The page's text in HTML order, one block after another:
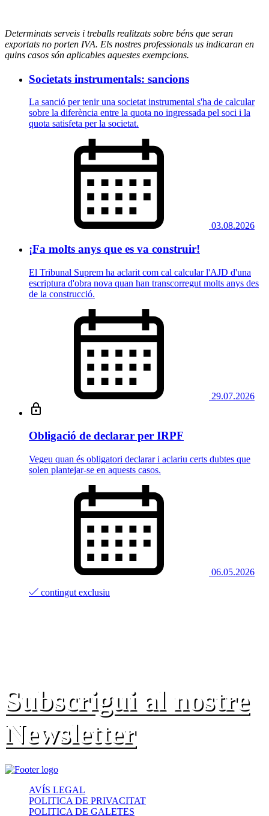
Determinats serveis i treballs realitzats sobre béns que seran
exportats no porten IVA. Els nostres professionals us indicaran en
quins casos són aplicables aquestes exempcions.
Societats instrumentals: sancions
La sanció per tenir una societat instrumental s'ha de calcular
sobre la diferència entre la quota no ingressada pel soci i la
quota satisfeta per la societat.
03.08.2026
¡Fa molts anys que es va construir!
El Tribunal Suprem ha aclarit com cal calcular l'AJD d'una
escriptura d'obra nova quan han transcorregut molts anys des
de la construcció.
29.07.2026
Obligació de declarar per IRPF
Vegeu quan és obligatori declarar i aclariu certs dubtes que
solen plantejar-se en aquests casos.
06.05.2026
contingut exclusiu
Subscrigui al nostre
Newsletter
AVÍS LEGAL
POLITICA DE PRIVACITAT
POLITICA DE GALETES